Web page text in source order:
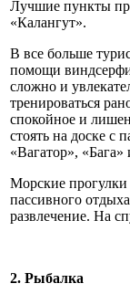
Лучшие пункты
«Калангут».
В все больше
помощи
сложно и
тренироваться
спокойное и
стоять на доске с
«Вагатор»,
Морские
пассивного
развлечение. На
2. Рыбалка